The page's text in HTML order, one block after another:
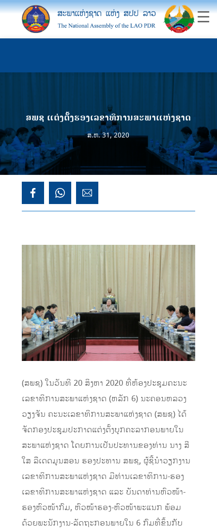
ສພຊ ແຕ່ງຕັ້ງຮອງເລຂາທິການສະພາແຫ່ງຊາດ
ສ.ຫ. 31, 2020
(ສພຊ) ໃນວັນທີ 20 ສິງຫາ 2020 ທີ່ຫ້ອງປະຊຸມຄະນະ
ເລຂາທິການສະພາແຫ່ງຊາດ (ຫລັກ 6) ນະຄອນຫລວງ
ວຽງຈັນ ຄະນະເລຂາທິການສະພາແຫ່ງຊາດ (ສພຊ) ໄດ້
ຈັດກອງປະຊຸມປະກາດແຕ່ງຕັ້ງບຸກຄະລາກອນພາຍໃນ
ສະພາແຫ່ງຊາດ ໂດຍການເປັນປະທານຂອງທ່ານ ນາງ ສີ
ໃສ ລືເດດມູນສອນ ຮອງປະທານ ສພຊ, ຜູ້ຊີ້ນໍາວຽກງານ
ເລຂາທິການສະພາແຫ່ງຊາດ ມີທ່ານເລຂາທິການ-ຮອງ
ເລຂາທິການສະພາແຫ່ງຊາດ ແລະ ບັນດາທ່ານຫົວໜ້າ-
ຮອງຫົວໜ້າກົມ, ຫົວໜ້າຮອງ-ຫົວໜ້າພະແນກ ພ້ອມ
ດ້ວຍພະນັກງານ-ລັດຖະກອນພາຍໃນ 6 ກົມທີ່ຂຶ້ນກັບ